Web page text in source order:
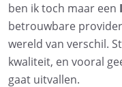
ben ik toch maar een
betrouwbare
wereld van verschil.
kwaliteit, en vooral
gaat uitvallen.